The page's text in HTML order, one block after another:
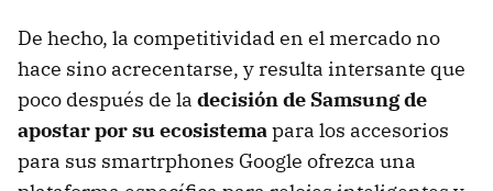
De hecho, la competitividad en el mercado no
hace sino acrecentarse, y resulta intersante que
poco después de la decisión de Samsung de
apostar por su ecosistemapara los accesorios
para sus smartrphones Google ofrezca una